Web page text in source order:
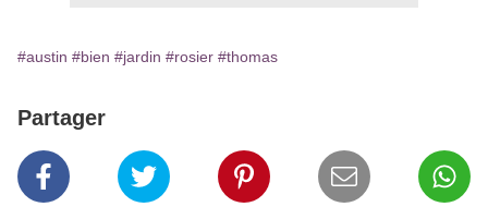
#austin #bien #jardin #rosier #thomas
Partager